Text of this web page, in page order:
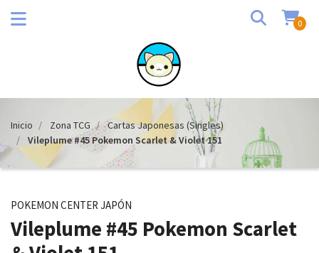
0
Inicio Zona TCG
Cartas Japonesas (Singles)
Vileplume #45 Pokemon Scarlet & Violet 151
POKEMON CENTER JAPÓN
Vileplume #45 Pokemon Scarlet